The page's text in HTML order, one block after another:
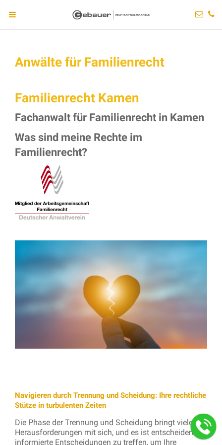
Anwälte für Familienrecht
Familienrecht Kamen
Fachanwalt für Familienrecht in Kamen
Was sind meine Rechte im
Familienrecht?
Navigieren durch Trennung und Scheidung: Ihre rechtliche
Stütze in turbulenten Zeiten
Die Phase der Trennung und Scheidung bringt viele
Herausforderungen mit sich, und es ist entscheidend,
informierte Entscheidungen zu treffen, um Ihre